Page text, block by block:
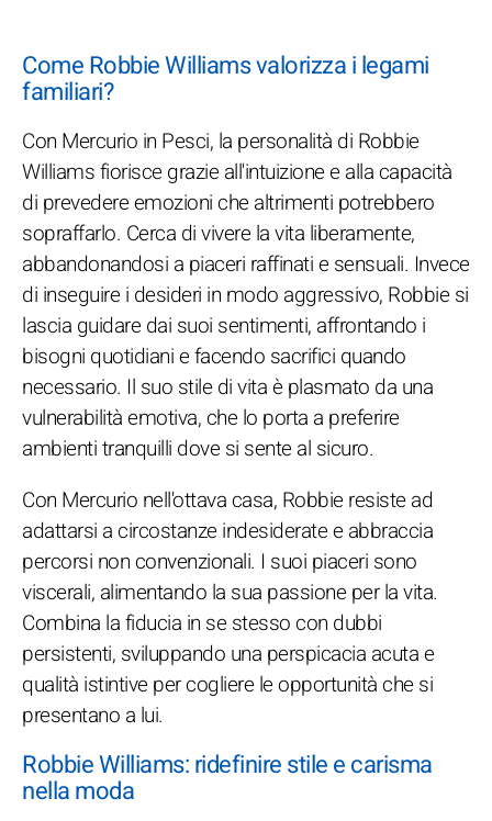
Come Robbie Williams valorizza i legami
familiari?
Con Mercurio in Pesci, la personalità di Robbie
Williams fiorisce grazie all'intuizione e alla capacità
di prevedere emozioni che altrimenti potrebbero
sopraffarlo. Cerca di vivere la vita liberamente,
abbandonandosi a piaceri raffinati e sensuali. Invece
di inseguire i desideri in modo aggressivo, Robbie si
lascia guidare dai suoi sentimenti, affrontando i
bisogni quotidiani e facendo sacrifici quando
necessario. Il suo stile di vita è plasmato da una
vulnerabilità emotiva, che lo porta a preferire
ambienti tranquilli dove si sente al sicuro.
Con Mercurio nell'ottava casa, Robbie resiste ad
adattarsi a circostanze indesiderate e abbraccia
percorsi non convenzionali. I suoi piaceri sono
viscerali, alimentando la sua passione per la vita.
Combina la fiducia in se stesso con dubbi
persistenti, sviluppando una perspicacia acuta e
qualità istintive per cogliere le opportunità che si
presentano a lui.
Robbie Williams: ridefinire stile e carisma
nella moda